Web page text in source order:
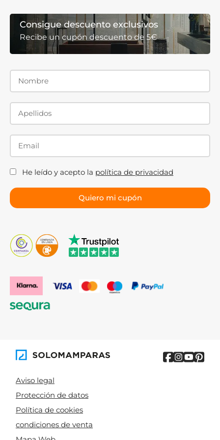
de mamparas de ducha semicirculares con perfil plata
brillo encajan mejor con tu baño, no dudes en
contactarnos.
mejores fabricantes, con diferentes configuraciones de
apertura y precios competitivos para que renueves tu
familia y tu bolsillo.
Consigue descuento exclusivos
Recibe un cupón descuento de 5€
He leído y acepto la política de privacidad
Aviso legal
Protección de datos
Política de cookies
condiciones de venta